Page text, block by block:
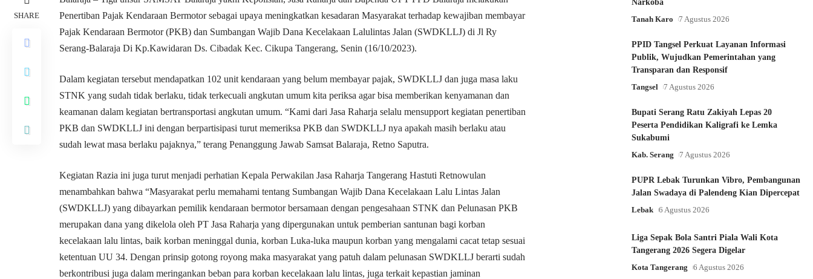
SHARE
Penertiban Pajak Kendaraan Bermotor sebagai upaya meningkatkan kesadaran Masyarakat terhadap kewajiban membayar
Pajak Kendaraan Bermotor (PKB) dan Sumbangan Wajib Dana Kecelakaan Lalulintas Jalan (SWDKLLJ) di Jl Ry
Serang-Balaraja Di Kp.Kawidaran Ds. Cibadak Kec. Cikupa Tangerang, Senin (16/10/2023).
Dalam kegiatan tersebut mendapatkan 102 unit kendaraan yang belum membayar pajak, SWDKLLJ dan juga masa laku
STNK yang sudah tidak berlaku, tidak terkecuali angkutan umum kita periksa agar bisa memberikan kenyamanan dan
keamanan dalam kegiatan bertransportasi angkutan umum. “Kami dari Jasa Raharja selalu mensupport kegiatan penertiban
PKB dan SWDKLLJ ini dengan berpartisipasi turut memeriksa PKB dan SWDKLLJ nya apakah masih berlaku atau
sudah lewat masa berlaku pajaknya,” terang Penanggung Jawab Samsat Balaraja, Retno Saputra.
Kegiatan Razia ini juga turut menjadi perhatian Kepala Perwakilan Jasa Raharja Tangerang Hastuti Retnowulan
menambahkan bahwa “Masyarakat perlu memahami tentang Sumbangan Wajib Dana Kecelakaan Lalu Lintas Jalan
(SWDKLLJ) yang dibayarkan pemilik kendaraan bermotor bersamaan dengan pengesahaan STNK dan Pelunasan PKB
merupakan dana yang dikelola oleh PT Jasa Raharja yang dipergunakan untuk pemberian santunan bagi korban
kecelakaan lalu lintas, baik korban meninggal dunia, korban Luka-luka maupun korban yang mengalami cacat tetap sesuai
ketentuan UU 34. Dengan prinsip gotong royong maka masyarakat yang patuh dalam pelunasan SWDKLLJ berarti sudah
berkontribusi juga dalam meringankan beban para korban kecelakaan lalu lintas, juga terkait kepastian jaminan
Narkoba
Tanah Karo
7 Agustus 2026
PPID Tangsel Perkuat Layanan Informasi
Publik, Wujudkan Pemerintahan yang
Transparan dan Responsif
Tangsel
7 Agustus 2026
Bupati Serang Ratu Zakiyah Lepas 20
Peserta Pendidikan Kaligrafi ke Lemka
Sukabumi
Kab. Serang
7 Agustus 2026
PUPR Lebak Turunkan Vibro, Pembangunan
Jalan Swadaya di Palendeng Kian Dipercepat
Lebak
6 Agustus 2026
Liga Sepak Bola Santri Piala Wali Kota
Tangerang 2026 Segera Digelar
Kota Tangerang
6 Agustus 2026